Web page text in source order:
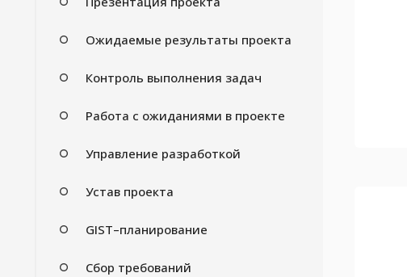
Ожидаемые результаты проекта
Контроль выполнения задач
Работа с ожиданиями в проекте
Управление разработкой
Устав проекта
GIST–планирование
Сбор требований